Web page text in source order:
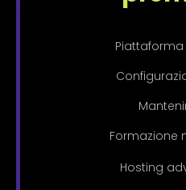
Formazione
Hosting